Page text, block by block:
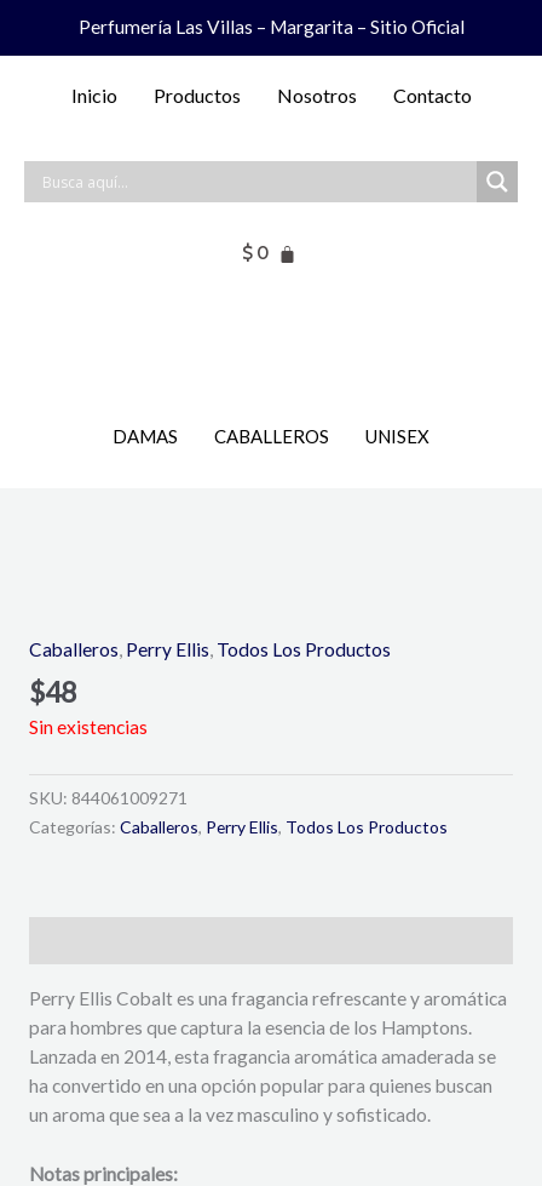
Perfumería Las Villas – Margarita – Sitio Oficial
Inicio Productos Nosotros Contacto
$ 0
DAMAS CABALLEROS UNISEX
Caballeros Perry Ellis Todos Los Productos
$48
Sin existencias
SKU: 844061009271
Categorías: Caballeros, Perry Ellis, Todos Los Productos
Perry Ellis Cobalt es una fragancia refrescante y aromática
para hombres que captura la esencia de los Hamptons.
Lanzada en 2014, esta fragancia aromática amaderada se
ha convertido en una opción popular para quienes buscan
un aroma que sea a la vez masculino y sofisticado.
Notas principales: